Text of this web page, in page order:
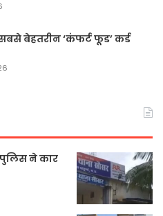
बेहतरीन ‘कंफर्ट फूड’ कर्ड
ने कार